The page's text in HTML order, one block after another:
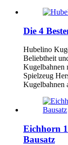
Die 4
Hubelino
Beliebtheit
Kugelbahnen
Spielzeug
Kugelbahnen
Eichhorn
Bausatz